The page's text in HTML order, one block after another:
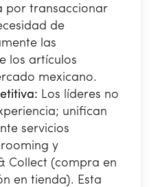
por transaccionar
de
las
los artículos
mexicano.
Los líderes no
unifican
servicios
y
Collect (compra en
en tienda). Esta